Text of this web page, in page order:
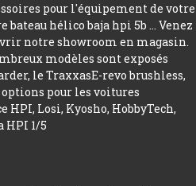
pour l'équipement de votre
bateau hélico baja hpi 5b ... Venez
notre showroom en magasin.
modèles sont exposés
le TraxxasE-revo brushless,
pour les voitures
Losi, Kyosho, HobbyTech,
HPI 1/5